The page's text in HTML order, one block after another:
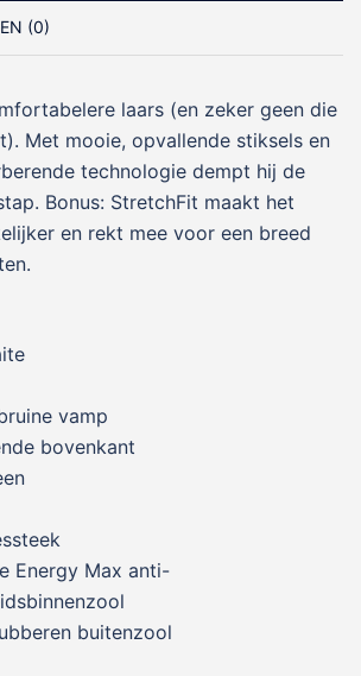
(0)
laars (en zeker geen die
Met mooie, opvallende stiksels en
technologie dempt hij de
Bonus: StretchFit maakt het
en rekt mee voor een breed
vamp
bovenkant
Energy Max anti-
buitenzool